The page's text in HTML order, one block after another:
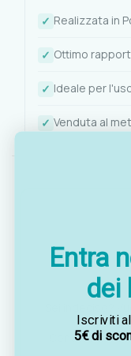
Realizzata in
Ottimo
Ideale per
Venduta al
Sei indeciso?
Contattaci via
Entra
dei
Iscriviti
5€ di